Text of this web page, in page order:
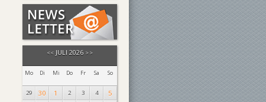
<< JULI 2026 >>
Mo Di Mi Do Fr Sa So
29 30 1 2 3 4 5